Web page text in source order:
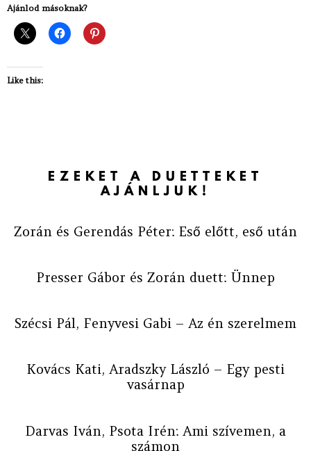
Ajánlod másoknak?
Like this:
EZEKET A DUETTEKET
AJÁNLJUK!
Zorán és Gerendás Péter: Eső előtt, eső után
Presser Gábor és Zorán duett: Ünnep
Szécsi Pál, Fenyvesi Gabi – Az én szerelmem
Kovács Kati, Aradszky László – Egy pesti
vasárnap
Darvas Iván, Psota Irén: Ami szívemen, a
számon